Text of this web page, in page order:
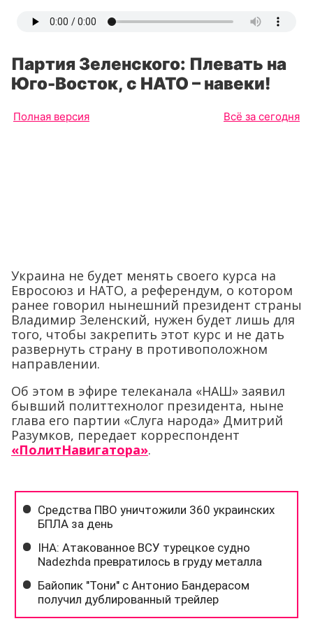
Партия Зеленского: Плевать на
Юго-Восток, с НАТО – навеки!
Полная версия Всё за сегодня
Украина не будет менять своего курса на
Евросоюз и НАТО, а референдум, о котором
ранее говорил нынешний президент страны
Владимир Зеленский, нужен будет лишь для
того, чтобы закрепить этот курс и не дать
развернуть страну в противоположном
направлении.
Об этом в эфире телеканала «НАШ» заявил
бывший политтехнолог президента, ныне
глава его партии «Слуга народа» Дмитрий
Разумков, передает корреспондент
«ПолитНавигатора».